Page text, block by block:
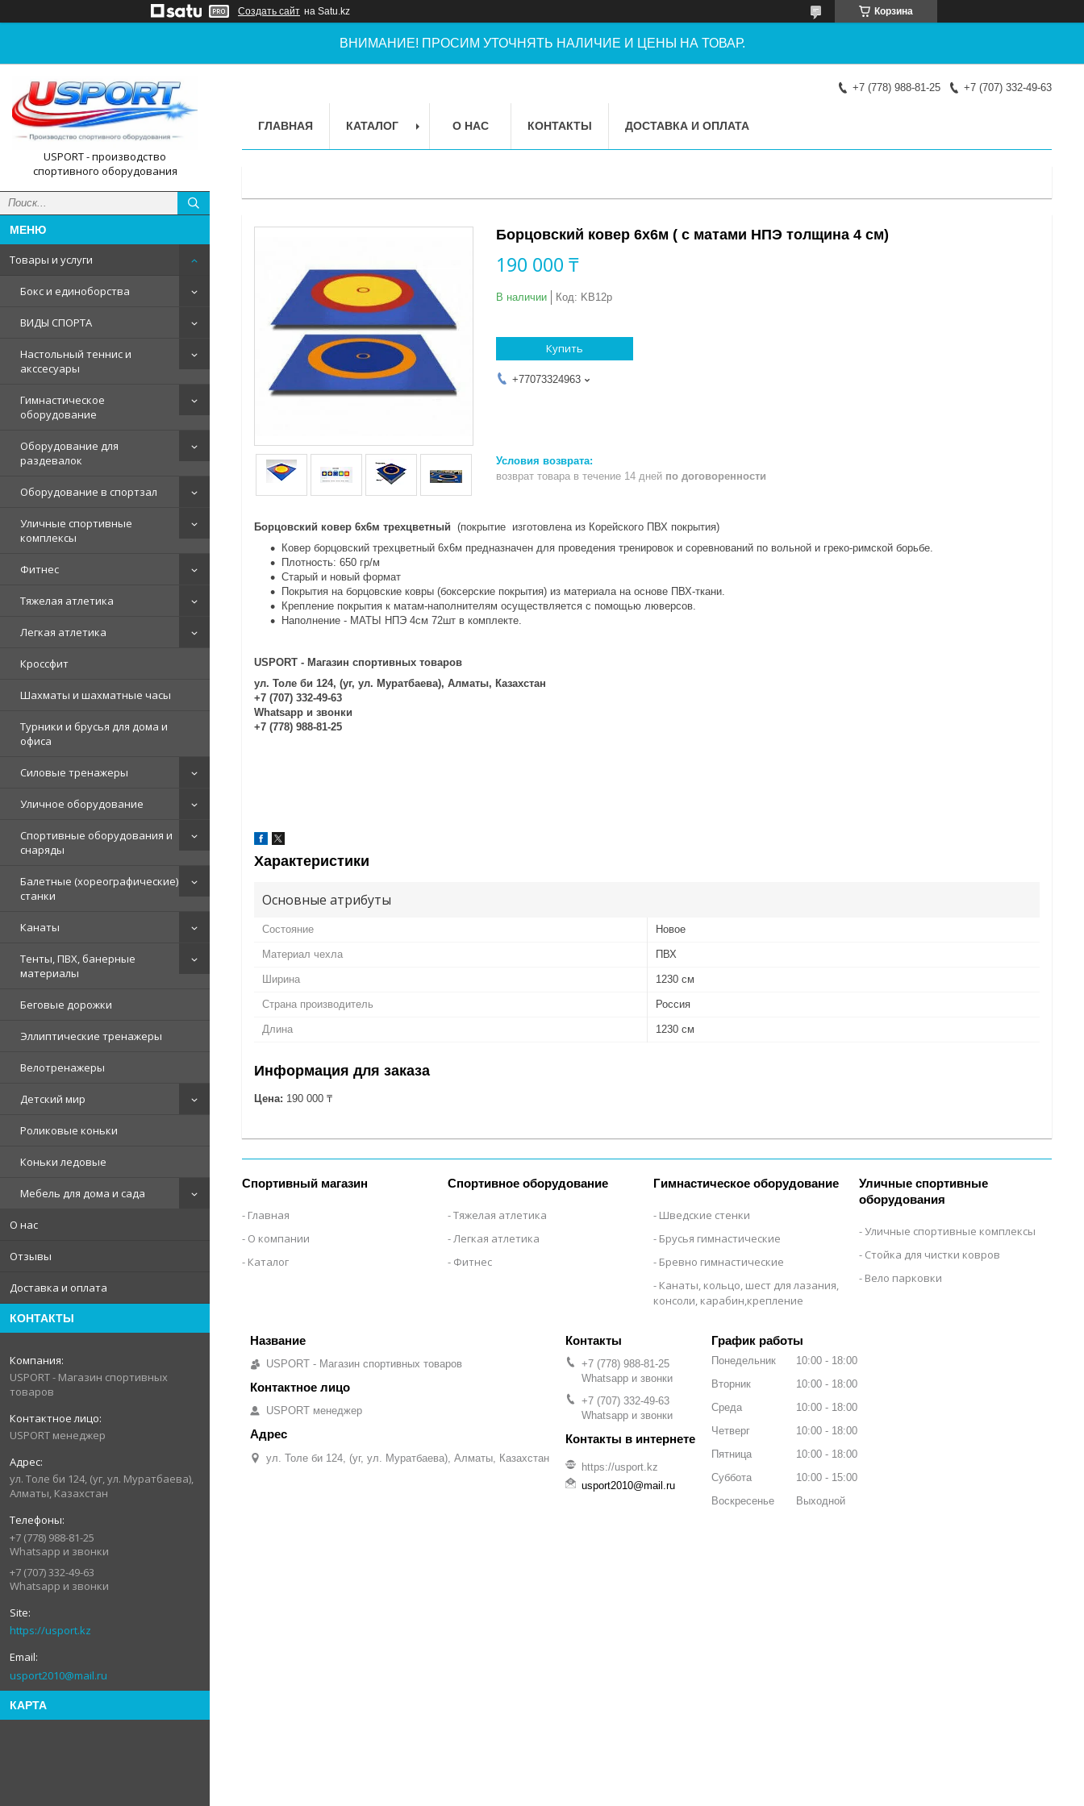
Создать сайт на Satu.kz Корзина
ВНИМАНИЕ! ПРОСИМ УТОЧНЯТЬ НАЛИЧИЕ И ЦЕНЫ НА ТОВАР.
USPORT - производство
спортивного оборудования
Товары и услуги
Бокс и единоборства
ВИДЫ СПОРТА
Настольный теннис и
акссесуары
Гимнастическое
оборудование
Оборудование для
раздевалок
Оборудование в спортзал
Уличные спортивные
комплексы
Фитнес
Тяжелая атлетика
Легкая атлетика
Кроссфит
Шахматы и шахматные часы
Турники и брусья для дома и
офиса
Силовые тренажеры
Уличное оборудование
Спортивные оборудования и
снаряды
Балетные (хореографические)
станки
Канаты
Тенты, ПВХ, банерные
материалы
Беговые дорожки
Эллиптические тренажеры
Велотренажеры
Детский мир
Роликовые коньки
Коньки ледовые
Мебель для дома и сада
О нас
Отзывы
Доставка и оплата
КОНТАКТЫ
USPORT - Магазин спортивных
товаров
USPORT менеджер
ул. Толе би 124, (уг, ул. Муратбаева),
Алматы, Казахстан
+7 (778) 988-81-25
Whatsapp и звонки
+7 (707) 332-49-63
Whatsapp и звонки
https://usport.kz
usport2010@mail.ru
КАРТА
+7 (778) 988-81-25 +7 (707) 332-49-63
ГЛАВНАЯ КАТАЛОГ О НАС КОНТАКТЫ ДОСТАВКА И ОПЛАТА
Борцовский ковер 6х6м ( с матами НПЭ толщина 4 см)
190 000 ₸
В наличии Код: KB12p
Купить
+77073324963
возврат товара в течение 14 дней по договоренности
Борцовский ковер 6х6м трехцветный (покрытие изготовлена из Корейского ПВХ покрытия)
Ковер борцовский трехцветный 6х6м предназначен для проведения тренировок и соревнований по вольной и греко-римской борьбе.
Плотность: 650 гр/м
Старый и новый формат
Покрытия на борцовские ковры (боксерские покрытия) из материала на основе ПВХ-ткани.
Крепление покрытия к матам-наполнителям осуществляется с помощью люверсов.
Наполнение - МАТЫ НПЭ 4см 72шт в комплекте.
USPORT - Магазин спортивных товаров
ул. Толе би 124, (уг, ул. Муратбаева), Алматы, Казахстан
+7 (707) 332-49-63
Whatsapp и звонки
+7 (778) 988-81-25
Характеристики
Основные атрибуты
Состояние Новое
Материал чехла ПВХ
Ширина 1230 см
Страна производитель Россия
Длина 1230 см
Информация для заказа
Цена: 190 000 ₸
Спортивный магазин
Главная
О компании
Каталог
Спортивное оборудование
Тяжелая атлетика
Легкая атлетика
Фитнес
Гимнастическое оборудование
Шведские стенки
Брусья гимнастические
Бревно гимнастические
Канаты, кольцо, шест для лазания,
консоли, карабин,крепление
Уличные спортивные
оборудования
Уличные спортивные комплексы
Стойка для чистки ковров
Вело парковки
USPORT - Магазин спортивных товаров
USPORT менеджер
ул. Толе би 124, (уг, ул. Муратбаева), Алматы, Казахстан
+7 (778) 988-81-25
Whatsapp и звонки
+7 (707) 332-49-63
Whatsapp и звонки
https://usport.kz
usport2010@mail.ru
График работы
Понедельник 10:00
18:00
Вторник
10:00
18:00
Среда
10:00
18:00
Четверг
10:00
18:00
Пятница
10:00
18:00
Суббота
10:00
15:00
Воскресенье
Выходной